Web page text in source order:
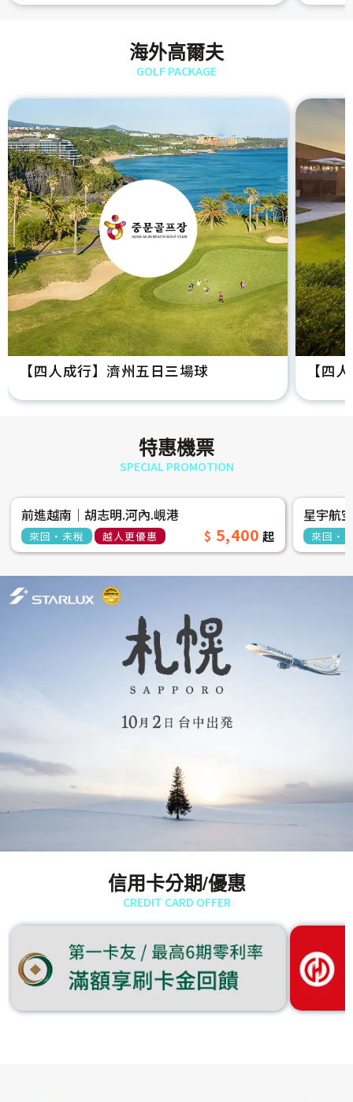
海外高爾夫
GOLF PACKAGE
【四人成行】濟州五日三場球 【四
特惠機票
SPECIAL PROMOTION
前進越南│胡志明.河內.峴港
來回‧未稅 越人更優惠 5,400
星宇航
來回‧
信用卡分期/優惠
CREDIT CARD OFFER